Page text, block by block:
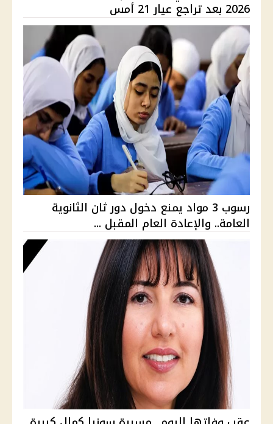
2026 بعد تراجع عيار 21 أمس
رسوب 3 مواد يمنع دخول دور ثان الثانوية
العامة.. والإعادة العام المقبل ...